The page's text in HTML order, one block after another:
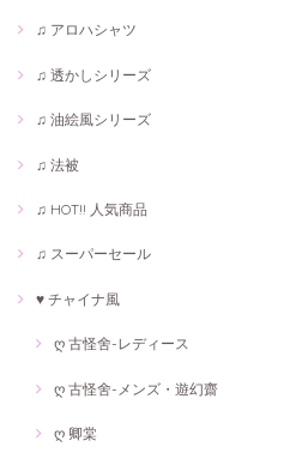
♫ アロハシャツ
♫ 透かしシリーズ
♫ 油絵風シリーズ
♫ 法被
♫ HOT!! 人気商品
♫ スーパーセール
♥ チャイナ風
ღ 古怪舍-レディース
ღ 古怪舍-メンズ・遊幻齋
ღ 卿棠